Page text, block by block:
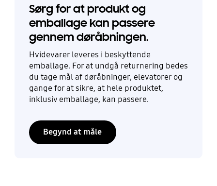
Sørg for at produkt og
emballage kan passere
gennem døråbningen.
Hvidevarer leveres i beskyttende
emballage. For at undgå returnering bedes
du tage mål af døråbninger, elevatorer og
gange for at sikre, at hele produktet,
inklusiv emballage, kan passere.
Begynd at måle